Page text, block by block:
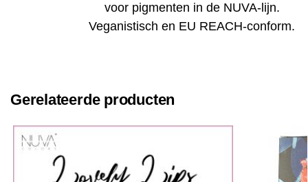
voor pigmenten in de NUVA-lijn.
Veganistisch en EU REACH-conform.
Gerelateerde producten